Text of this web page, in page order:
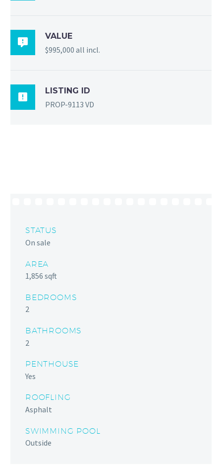

VALUE
$995,000 all incl.

LISTING ID
PROP-9113 VD
STATUS
On sale
AREA
1,856 sqft
BEDROOMS
2
BATHROOMS
2
PENTHOUSE
Yes
ROOFLING
Asphalt
SWIMMING POOL
Outside